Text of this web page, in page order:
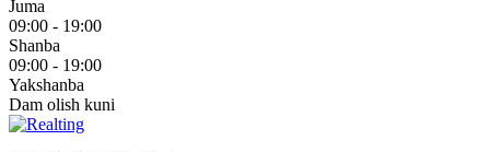
Juma
09:00 - 19:00
Shanba
09:00 - 19:00
Yakshanba
Dam olish kuni